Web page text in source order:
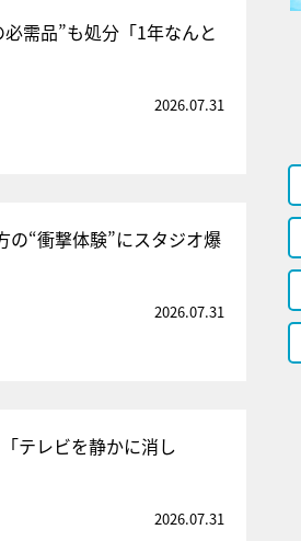
需品”も処分「1年なんと
2026.07.31
“衝撃体験”にスタジオ爆
2026.07.31
テレビを静かに消し
2026.07.31